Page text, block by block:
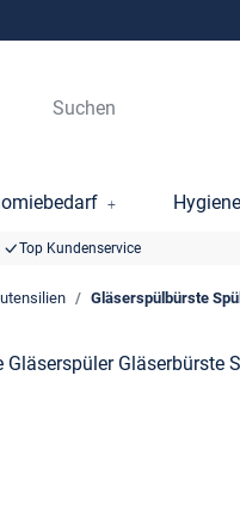
Hygiene
Top Kundenservice
Gläserspülbürste